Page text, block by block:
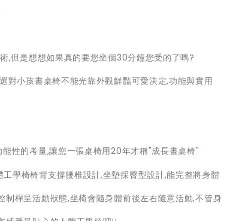
,但是想想如果真的要您坐個30分鐘您受的了嗎?
對小孩書桌椅不能光靠外觀鮮豔可愛決定,功能與實用
性的考量,讓您一張桌椅用20年才稱"成長書桌椅"
學椅椅背支撐腰椎設計,坐墊採臀型設計,能完整將身體
桿呈活動狀態,坐椅會隨身體前後左右隨意活動,不管身